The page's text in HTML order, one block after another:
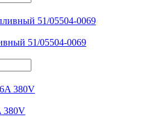
51/05504-0069
380V